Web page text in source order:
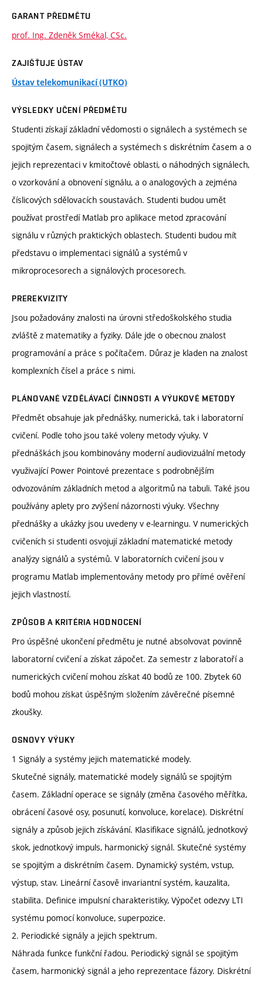
GARANT PŘEDMĚTU
prof. Ing. Zdeněk Smékal, CSc.
ZAJIŠŤUJE ÚSTAV
Ústav telekomunikací (UTKO)
VÝSLEDKY UČENÍ PŘEDMĚTU
Studenti získají základní vědomosti o signálech a systémech se
spojitým časem, signálech a systémech s diskrétním časem a o
jejich reprezentaci v kmitočtové oblasti, o náhodných signálech,
o vzorkování a obnovení signálu, a o analogových a zejména
číslicových sdělovacích soustavách. Studenti budou umět
používat prostředí Matlab pro aplikace metod zpracování
signálu v různých praktických oblastech. Studenti budou mít
představu o implementaci signálů a systémů v
mikroprocesorech a signálových procesorech.
PREREKVIZITY
Jsou požadovány znalosti na úrovni středoškolského studia
zvláště z matematiky a fyziky. Dále jde o obecnou znalost
programování a práce s počítačem. Důraz je kladen na znalost
komplexních čísel a práce s nimi.
PLÁNOVANÉ VZDĚLÁVACÍ ČINNOSTI A VÝUKOVÉ METODY
Předmět obsahuje jak přednášky, numerická, tak i laboratorní
cvičení. Podle toho jsou také voleny metody výuky. V
přednáškách jsou kombinovány moderní audiovizuální metody
využivající Power Pointové prezentace s podrobnějším
odvozováním základních metod a algoritmů na tabuli. Také jsou
používány aplety pro zvýšení názornosti výuky. Všechny
přednášky a ukázky jsou uvedeny v e-learningu. V numerických
cvičeních si studenti osvojují základní matematické metody
analýzy signálů a systémů. V laboratorních cvičení jsou v
programu Matlab implementovány metody pro přímé ověření
jejich vlastností.
ZPŮSOB A KRITÉRIA HODNOCENÍ
Pro úspěšné ukončení předmětu je nutné absolvovat povinně
laboratorní cvičení a získat zápočet. Za semestr z laboratoří a
numerických cvičení mohou získat 40 bodů ze 100. Zbytek 60
bodů mohou získat úspěšným složením závěrečné písemné
zkoušky.
OSNOVY VÝUKY
1 Signály a systémy jejich matematické modely.
Skutečné signály, matematické modely signálů se spojitým
časem. Základní operace se signály (změna časového měřítka,
obrácení časové osy, posunutí, konvoluce, korelace). Diskrétní
signály a způsob jejich získávání. Klasifikace signálů, jednotkový
skok, jednotkový impuls, harmonický signál. Skutečné systémy
se spojitým a diskrétním časem. Dynamický systém, vstup,
výstup, stav. Lineární časově invariantní systém, kauzalita,
stabilita. Definice impulsní charakteristiky, Výpočet odezvy LTI
systému pomocí konvoluce, superpozice.
2. Periodické signály a jejich spektrum.
Náhrada funkce funkční řadou. Periodický signál se spojitým
časem, harmonický signál a jeho reprezentace fázory. Diskrétní